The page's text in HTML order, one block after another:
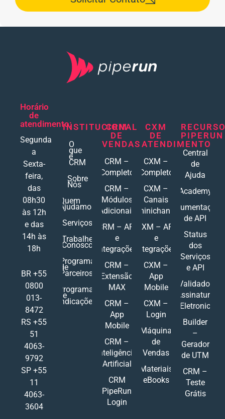
Horário
de
atendimento:
Segunda
a
Sexta-
feira,
das
08h30
às 12h
e das
14h às
18h
BR +55
0800
013-
8472
RS +55
51
4063-
9792
SP +55
11
4063-
3604
INSTITUCIONAL
O
que
é
CRM
Sobre
Nós
Quem
Ajudamos
Serviços
Trabalhe
Conosco
Programa
de
Parceiros
Programa
de
Indicações
CRM
DE
VENDAS
CRM –
Completo
CRM –
Módulos
Adicionais
CRM – API
e
Integrações
CRM –
Extensão
MAX
CRM –
App
Mobile
CRM –
Inteligência
Artificial
CRM
PipeRun
Login
CXM
DE
ATENDIMENTO
CXM –
Completo
CXM –
Canais
Ominichannel
CXM – API
e
Integrações
CXM –
App
Mobile
CXM –
Login
Máquina
de
Vendas
Materiais
eBooks
PIPERUN
Central
de
Ajuda
Academy
Documentações
de API
Status
dos
Serviços
e API
Validador
Assinatura
Eletronic
Builder
–
Gerador
de UTM
CRM –
Teste
Grátis